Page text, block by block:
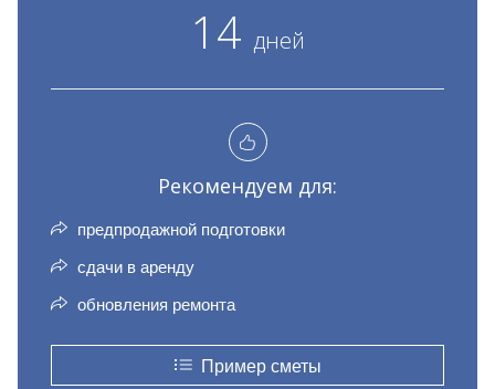
14 дней
Рекомендуем для:
предпродажной подготовки
сдачи в аренду
обновления ремонта
Пример сметы